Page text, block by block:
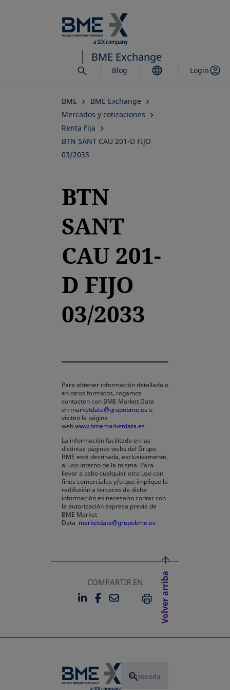
al
contenido
principal
BME Exchange
Blog Login
BME
BME Exchange
Mercados y cotizaciones
Renta Fija
BTN SANT CAU 201-D FIJO
03/2033
BTN
SANT
CAU 201-
D FIJO
03/2033
Para obtener información detallada o
en otros formatos, rogamos
contacten con BME Market Data
en marketdata@grupobme.es o
visiten la página
webwww.bmemarketdata.es
La información facilitada en las
distintas páginas webs del Grupo
BME está destinada, exclusivamente,
al uso interno de la misma. Para
llevar a cabo cualquier otro uso con
fines comerciales y/o que implique la
redifusión a terceros de dicha
información es necesario contar con
la autorización expresa previa de
BME Market
Data marketdata@grupobme.es
COMPARTIR EN
LINKEDIN
SE ABRE EN UNA PESTAÑA
FACEBOOK
SE ABRE EN UNA
EMAILIMPRIMIR
Volver arriba